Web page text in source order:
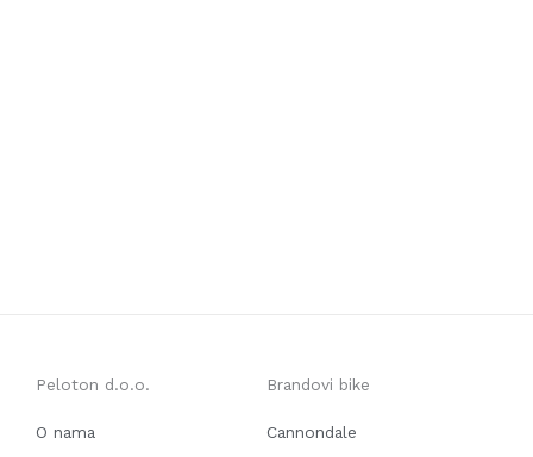
Peloton d.o.o.
O nama
Brandovi bike
Cannondale